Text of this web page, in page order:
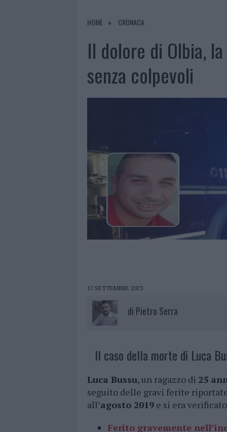
7 AGOSTO 2026
|
HOME CRONACA
Il dolore di Olbia,
senza colpevoli
17 SETTEMBRE 2023
di Pietro Serra
Il caso della morte di Luca
Luca Bussu, un ragazzo di 25
seguito delle gravi ferite
all’agosto 2019 e si era
Ferito gravemente